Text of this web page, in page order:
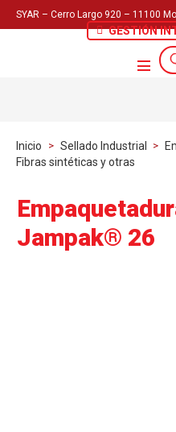
SYAR – Cerro Largo 920 – 11100
GESTIÓN
de
Inicio > Sellado Industrial >
Fibras sintéticas y otras
Jampak® 26